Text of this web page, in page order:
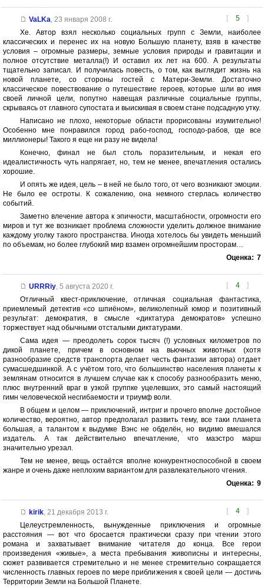
[ 5 ]
VaLKa, 23 января 2008 г.
Хе. Автор взял несколько социальных групп с Земли, наиболее
классических и перенес их на новую Большую планету, взяв в качестве
условия – огромные размеры, земные условия природы и гравитации и
полное отсутствие металла(!) И оставил их лет на 600. А результаты
тщательно записал. И получилась повесть, о том, как выглядит жизнь на
новой планете, со стороны гостей с Матери-Земли. Достаточно
классическое повествование о путешествие героев, которые шли во имя
своей личной цели, попутно навещая различные социальные группы,
скрываясь от главного супостата и выискивая в своем стане подсадную утку.
Написано не плохо, некоторые области прорисованы изумительно!
Особенно мне понравился город рабо-господ, господо-рабов, где все
миллионеры! Такого я еще ни разу не видела!
Конечно, финал не был столь поразительным, и некая его
идеалистичность чуть напрягает, но, тем не менее, впечатления остались
хорошие.
И опять же идея, цель – в ней не было того, от чего возникают эмоции.
Не было ее остроты. К сожалению, она немного стерлась количество
событий.
Заметно влечение автора к эпичности, масштабности, огромности его
миров и тут же возникает проблема сложности уделить должное внимание
каждому уголку такого пространства. Иногда хотелось бы увидеть меньший
по объемам, но более глубокий мир взамен огромнейшим просторам…
Оценка: 7
[ 4 ]
URRRiy, 5 августа 2020 г.
Отличный квест-приключение, отличная социальная фантастика,
приемлемый детектив «со шпиёном», великолепный юмор и позитивный
результат: демократия, в смысле «диктатура демократов» успешно
торжествует над обычными отсталыми диктатурами.
Сама идея — преодолеть сорок тысяч (!) условных километров по
дикой планете, причем в основном на вьючных животных (хотя
разнообразие средств транспорта делает честь фантазии автора) отдает
сумасшедшинкой. А с учётом того, что большинство населения планеты к
землянам относится в лучшем случае как к способу разнообразить меню,
плюс внутренний враг в узкой группке уцелевших, это самый настоящий
гимн человеческой несгибаемости и триумф воли.
В общем и целом — приключений, интриг и прочего вполне достойное
количество, вероятно, автор предполагал развить тему, все таки планета
большая, а талантом к выдумке Вэнс не обделён, но видимо вмешался
издатель. А так действительно впечатление, что маэстро марш
значительно урезал.
Тем не менее, вещь остаётся вполне конкурентноспособной в своем
жанре и очень даже неплохим вариантом для развлекательного чтения.
Оценка: 9
[ 4 ]
kirik, 21 декабря 2013 г.
Целеустремленность, вынужденные приключения и огромные
расстояния — вот что бросается практически сразу при чтении этого
романа и захватывает внимание читателя до конца. Все герои
произведения «живые», а места пребывания живописны и интересны,
сюжет развивается стремительно и не менее стремительно сокращается
численность главных героев по мере приближения к своей цели — достичь
Территории Земли на Большой Планете.